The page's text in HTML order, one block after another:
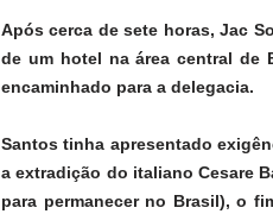
Após cerca de sete horas, Jac
de um hotel na área central de
encaminhado para a delegacia.
Santos tinha apresentado
a extradição do italiano Cesare
para permanecer no Brasil), o